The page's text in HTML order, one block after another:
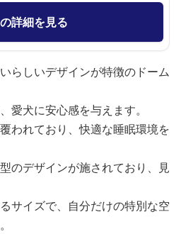
詳細を見る
らしいデザインが特徴のドーム
愛犬に安心感を与えます。
われており、快適な睡眠環境を
のデザインが施されており、見
サイズで、自分だけの特別な空